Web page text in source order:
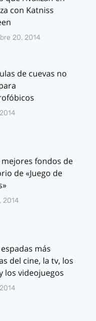
con Katniss
20, 2014
de cuevas no
mejores fondos de
de «Juego de
2014
más
del cine, la tv, los
los videojuegos